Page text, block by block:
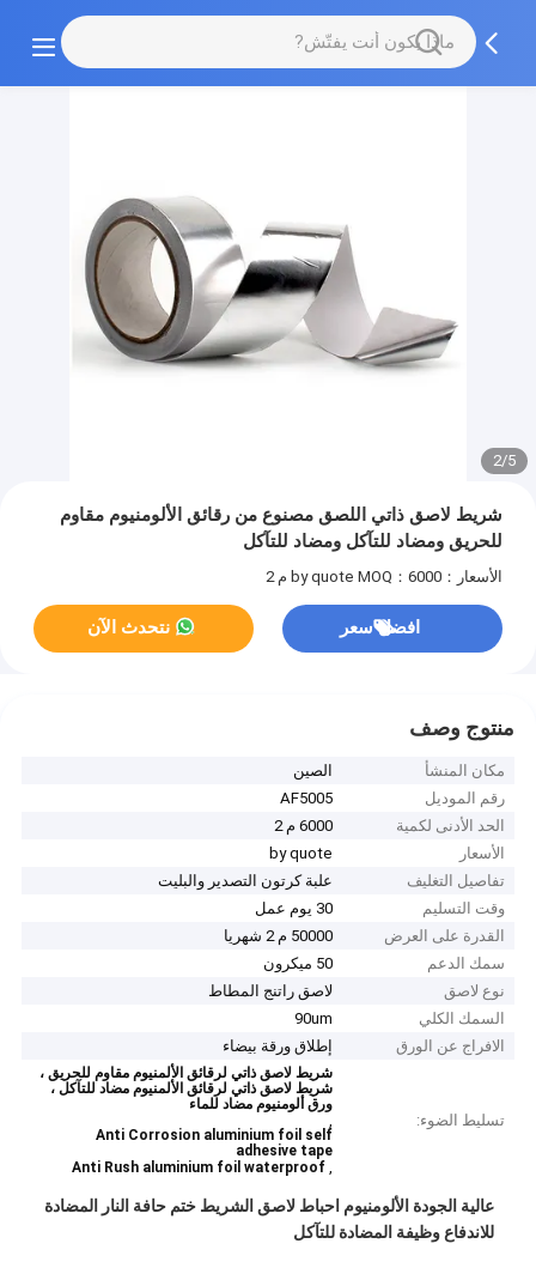
2/5
شريط لاصق ذاتي اللصق مصنوع من رقائق الألومنيوم مقاوم
للحريق ومضاد للتآكل ومضاد للتآكل
الأسعار：by quote MOQ：6000 م 2
افضل سعر نتحدث الآن
منتوج وصف
مكان المنشأ
الصين
رقم الموديل
AF5005
الحد الأدنى لكمية
6000 م 2
الأسعار
by quote
تفاصيل التغليف
علبة كرتون التصدير والبليت
وقت التسليم
30 يوم عمل
القدرة على العرض
50000 م 2 شهريا
سمك الدعم
50 ميكرون
نوع لاصق
لاصق راتنج المطاط
السمك الكلي
90um
الافراج عن الورق
إطلاق ورقة بيضاء
تسليط الضوء:
شريط لاصق ذاتي لرقائق الألمنيوم مقاوم للحريق ،
شريط لاصق ذاتي لرقائق الألمنيوم مضاد للتآكل ،
ورق ألومنيوم مضاد للماء
,
Anti Corrosion aluminium foil self
adhesive tape
,
Anti Rush aluminium foil waterproof
عالية الجودة الألومنيوم احباط لاصق الشريط ختم حافة النار المضادة
للاندفاع وظيفة المضادة للتآكل